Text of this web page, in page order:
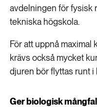
avdelningen för fysisk
tekniska högskola.
För att uppnå
krävs också mycket
djuren bör flyttas runt i
Ger biologisk